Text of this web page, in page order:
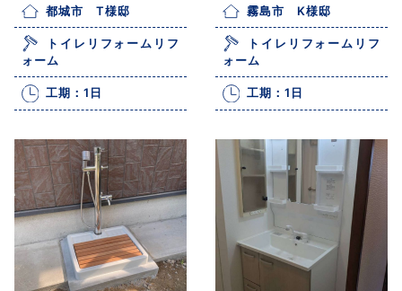
都城市 T様邸
トイレリフォームリフ
ォーム
工期：1日
霧島市 K様邸
トイレリフォームリフ
ォーム
工期：1日